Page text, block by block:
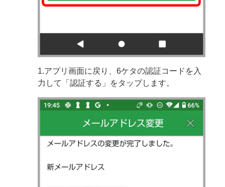
1.アプリ画面に戻り、6ケタの認証コードを入
力して「認証する」をタップします。